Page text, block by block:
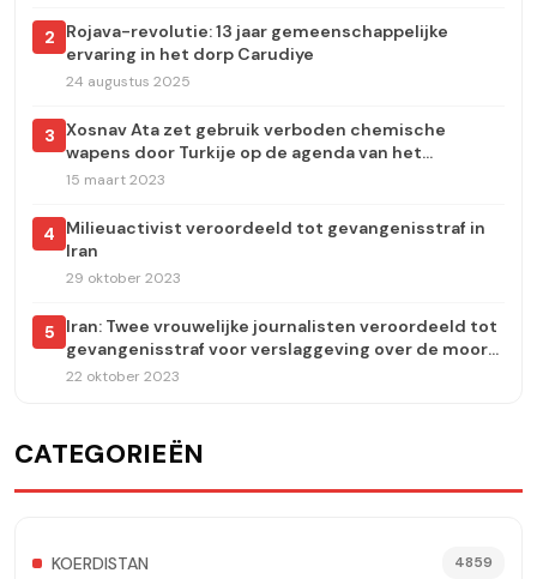
2
Rojava-revolutie: 13 jaar gemeenschappelijke
ervaring in het dorp Carudiye
24 augustus 2025
3 Xosnav Ata zet gebruik verboden chemische
wapens door Turkije op de agenda van het
Europees Parlement
15 maart 2023
4
Milieuactivist veroordeeld tot gevangenisstraf in
Iran
29 oktober 2023
5
Iran: Twee vrouwelijke journalisten veroordeeld tot
gevangenisstraf voor verslaggeving over de moord
op Jina Amini
22 oktober 2023
CATEGORIEËN
KOERDISTAN 4859